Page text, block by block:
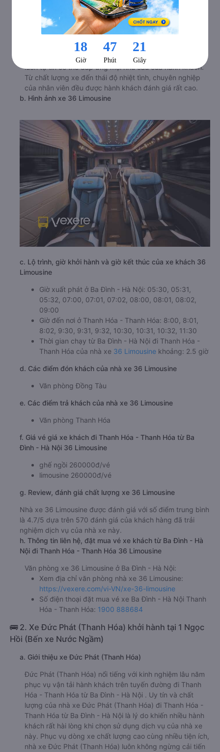
36 Limousine là hãng xe giường nằm đi Thanh Hóa -
Thanh Hóa từ Ba Đình - Hà Nội rất được hành khách ưa
chuộng. Với nhiều năm kinh nghiệm hoạt động trong lĩnh
vực vận tải hành khách với dòng xe cao cấp. Nhà xe 36
Limousine đi Thanh Hóa - Thanh Hóa từ Ba Đình - Hà Nội
luôn tự tin có thể đáp ứng mọi nhu cầu của hành khách.
Từ chất lượng xe đến thái độ nhiệt tình, chuyên nghiệp
của nhân viên đều được hành khách đánh giá rất cao.
b. Hình ảnh xe 36 Limousine
c. Lộ trình, giờ khởi hành và giờ kết thúc của xe khách 36
Limousine
Giờ xuất phát ở Ba Đình - Hà Nội: 05:30, 05:31,
05:32, 07:00, 07:01, 07:02, 08:00, 08:01, 08:02,
09:00
Giờ đến nơi ở Thanh Hóa - Thanh Hóa: 8:00, 8:01,
8:02, 9:30, 9:31, 9:32, 10:30, 10:31, 10:32, 11:30
Thời gian chạy từ Ba Đình - Hà Nội đi Thanh Hóa -
Thanh Hóa của nhà xe 36 Limousine khoảng: 2.5 giờ
d. Các điểm đón khách của nhà xe 36 Limousine
Văn phòng Đồng Tàu
e. Các điểm trả khách của nhà xe 36 Limousine
Văn phòng Thanh Hóa
f. Giá vé giá xe khách đi Thanh Hóa - Thanh Hóa từ Ba
Đình - Hà Nội 36 Limousine
ghế ngồi 260000đ/vé
limousine 260000đ/vé
g. Review, đánh giá chất lượng xe 36 Limousine
Nhà xe 36 Limousine được đánh giá với số điểm trung bình
là 4.7/5 dựa trên 570 đánh giá của khách hàng đã trải
nghiệm dịch vụ của nhà xe này.
h. Thông tin liên hệ, đặt mua vé xe khách từ Ba Đình - Hà
Nội đi Thanh Hóa - Thanh Hóa 36 Limousine
Văn phòng xe 36 Limousine ở Ba Đình - Hà Nội:
Xem địa chỉ văn phòng nhà xe 36 Limousine:
https://vexere.com/vi-VN/xe-36-limousine
Số điện thoại đặt mua vé xe Ba Đình - Hà Nội Thanh
Hóa - Thanh Hóa: 1900 888684
🚌 2. Xe Đức Phát (Thanh Hóa) khởi hành tại 1 Ngọc
Hồi (Bến xe Nước Ngầm)
a. Giới thiệu xe Đức Phát (Thanh Hóa)
Đức Phát (Thanh Hóa) nổi tiếng với kinh nghiệm lâu năm
phục vụ vận tải hành khách trên tuyến đường đi Thanh
Hóa - Thanh Hóa từ Ba Đình - Hà Nội . Uy tín và chất
lượng của nhà xe Đức Phát (Thanh Hóa) đi Thanh Hóa -
Thanh Hóa từ Ba Đình - Hà Nội là lý do khiến nhiều hành
khách rất hài lòng khi chọn sử dụng dịch vụ của nhà xe
này. Phục vụ dòng xe chất lượng cao cùng nhiều tiện ích,
nhà xe Đức Phát (Thanh Hóa) luôn không ngừng cải tiến